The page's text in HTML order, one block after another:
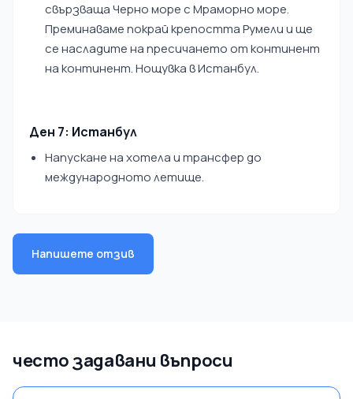
свързваща Черно море с Мраморно море.
Преминаваме покрай крепостта Румели и ще
се насладите на пресичането от континент
на континент. Нощувка в Истанбул.
Ден 7: Истанбул
Напускане на хотела и трансфер до
международното летище.
Напишете отзив
често задавани въпроси